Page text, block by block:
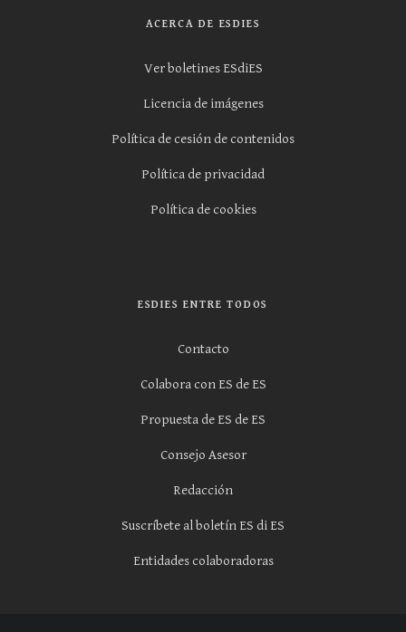
ACERCA DE ESDIES
Ver boletines ESdiES
Licencia de imágenes
Política de cesión de contenidos
Política de privacidad
Política de cookies
ESDIES ENTRE TODOS
Contacto
Colabora con ES de ES
Propuesta de ES de ES
Consejo Asesor
Redacción
Suscríbete al boletín ES di ES
Entidades colaboradoras